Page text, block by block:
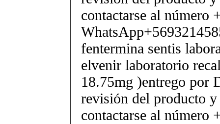
contactarse al número
fentermina sentis
elvenir laboratorio
18.75mg )entrego por
revisión del producto
contactarse al número